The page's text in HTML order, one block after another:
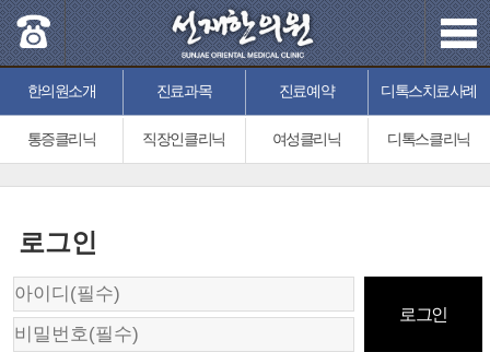
한의원소개 진료과목 진료예약 디톡스치료사례
통증클리닉 직장인클리닉 여성클리닉 디톡스클리닉
로그인